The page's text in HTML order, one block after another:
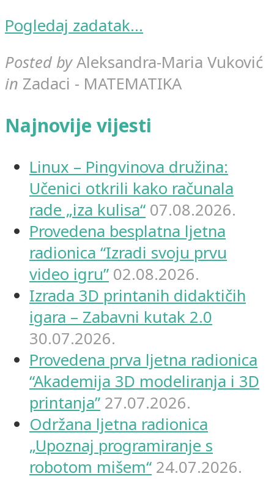
Pogledaj zadatak…
Posted by Aleksandra-Maria Vuković
in Zadaci - MATEMATIKA
Najnovije vijesti
Linux – Pingvinova družina:
Učenici otkrili kako računala
rade „iza kulisa“ 07.08.2026.
Provedena besplatna ljetna
radionica “Izradi svoju prvu
video igru” 02.08.2026.
Izrada 3D printanih didaktičih
igara – Zabavni kutak 2.0
30.07.2026.
Provedena prva ljetna radionica
“Akademija 3D modeliranja i 3D
printanja” 27.07.2026.
Održana ljetna radionica
„Upoznaj programiranje s
robotom mišem“ 24.07.2026.